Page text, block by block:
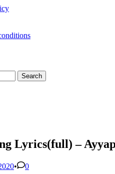
Lyrics(full) –
•
0